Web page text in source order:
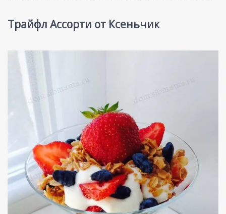
Трайфл Ассорти от Ксеньчик